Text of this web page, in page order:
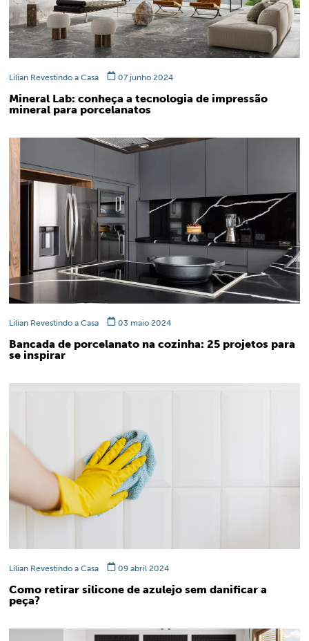
Lilian Revestindo a Casa 07 junho 2024
Mineral Lab: conheça a tecnologia de impressão
mineral para porcelanatos
Lilian Revestindo a Casa 03 maio 2024
Bancada de porcelanato na cozinha: 25 projetos para
se inspirar
Lilian Revestindo a Casa 09 abril 2024
Como retirar silicone de azulejo sem danificar a
peça?